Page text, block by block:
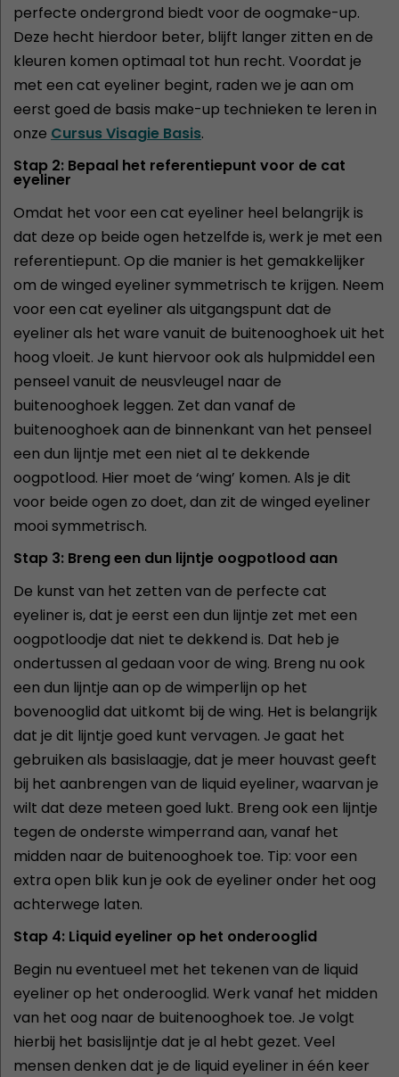
perfecte ondergrond biedt voor de oogmake-up.
Deze hecht hierdoor beter, blijft langer zitten en de
kleuren komen optimaal tot hun recht. Voordat je
met een cat eyeliner begint, raden we je aan om
eerst goed de basis make-up technieken te leren in
onze Cursus Visagie Basis.
Stap 2: Bepaal het referentiepunt voor de cat
eyeliner
Omdat het voor een cat eyeliner heel belangrijk is
dat deze op beide ogen hetzelfde is, werk je met een
referentiepunt. Op die manier is het gemakkelijker
om de winged eyeliner symmetrisch te krijgen. Neem
voor een cat eyeliner als uitgangspunt dat de
eyeliner als het ware vanuit de buitenooghoek uit het
hoog vloeit. Je kunt hiervoor ook als hulpmiddel een
penseel vanuit de neusvleugel naar de
buitenooghoek leggen. Zet dan vanaf de
buitenooghoek aan de binnenkant van het penseel
een dun lijntje met een niet al te dekkende
oogpotlood. Hier moet de ‘wing’ komen. Als je dit
voor beide ogen zo doet, dan zit de winged eyeliner
mooi symmetrisch.
Stap 3: Breng een dun lijntje oogpotlood aan
De kunst van het zetten van de perfecte cat
eyeliner is, dat je eerst een dun lijntje zet met een
oogpotloodje dat niet te dekkend is. Dat heb je
ondertussen al gedaan voor de wing. Breng nu ook
een dun lijntje aan op de wimperlijn op het
bovenooglid dat uitkomt bij de wing. Het is belangrijk
dat je dit lijntje goed kunt vervagen. Je gaat het
gebruiken als basislaagje, dat je meer houvast geeft
bij het aanbrengen van de liquid eyeliner, waarvan je
wilt dat deze meteen goed lukt. Breng ook een lijntje
tegen de onderste wimperrand aan, vanaf het
midden naar de buitenooghoek toe. Tip: voor een
extra open blik kun je ook de eyeliner onder het oog
achterwege laten.
Stap 4: Liquid eyeliner op het onderooglid
Begin nu eventueel met het tekenen van de liquid
eyeliner op het onderooglid. Werk vanaf het midden
van het oog naar de buitenooghoek toe. Je volgt
hierbij het basislijntje dat je al hebt gezet. Veel
mensen denken dat je de liquid eyeliner in één keer